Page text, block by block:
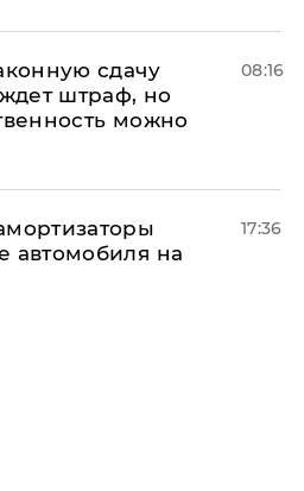
сдачу
штраф, но
можно
08:16
автомобиля на
17:36